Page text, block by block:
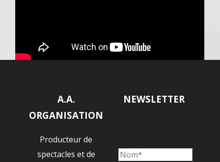
A.A.
ORGANISATION
Producteur de
spectacles et de
NEWSLETTER